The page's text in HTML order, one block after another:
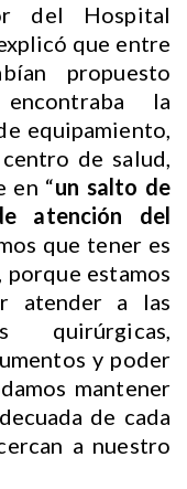
del Hospital
que entre
propuesto
la
equipamiento,
de salud,
en “un salto de
atención del
que tener es
estamos
atender a las
quirúrgicas,
y poder
mantener
de cada
a nuestro